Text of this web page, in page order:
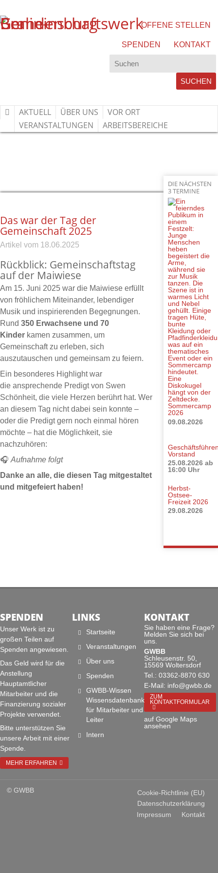
OFFENE STELLEN
SPENDEN KONTAKT
AKTUELL ÜBER UNS
VOR ORT
VERANSTALTUNGEN
ARBEITSBEREICHE
Das war der Tag der
Gemeinschaft 2025
18.06.2025
Rückblick: Gemeinschaftstag
auf der Maiwiese
Am 15. Juni 2025 war die Maiwiese erfüllt
von fröhlichem Miteinander, lebendiger
Musik und inspirierenden Begegnungen.
Rund 350 Erwachsene und 70
Kinder kamen zusammen, um
Gemeinschaft zu erleben, sich
auszutauschen und gemeinsam zu feiern.
Ein besonderes Highlight war
die ansprechende Predigt von Swen
Schönheit, die viele Herzen berührt hat. Wer
an diesem Tag nicht dabei sein konnte –
oder die Predigt gern noch einmal hören
möchte – hat die Möglichkeit, sie
nachzuhören:
🎧 Aufnahme folgt
Danke an alle, die diesen Tag mitgestaltet
und mitgefeiert haben!
DIE NÄCHSTEN
3 TERMINE
Sommercamp
2026
09.08.2026
Vorstand
25.08.2026 ab
16:00 Uhr
Herbst-
Ostsee-
Freizeit 2026
29.08.2026
SPENDEN
Unser Werk ist zu
großen Teilen auf
Spenden angewiesen.
Das Geld wird für die
Anstellung
Hauptamtlicher
Mitarbeiter und die
Finanzierung sozialer
Projekte verwendet.
Bitte unterstützen Sie
unsere Arbeit mit einer
Spende.
MEHR ERFAHREN
LINKS
Startseite
Veranstaltungen
Über uns
Spenden
GWBB-Wissen
Wissensdatenbank
für Mitarbeiter und
Leiter
Intern
KONTAKT
Sie haben eine Frage?
Melden Sie sich bei
uns.
GWBB
Schleusenstr. 50,
15569 Woltersdorf
Tel.: 03362-8870 630
E-Mail: info@gwbb.de
ZUM
KONTAKTFORMULAR
auf Google Maps
ansehen
© GWBB
Cookie-Richtlinie (EU)
Datenschutzerklärung
Impressum
Kontakt